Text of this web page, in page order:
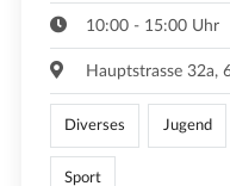
10:00 - 15:00 Uhr
Hauptstrasse 32a,
Diverses Jugend
Sport